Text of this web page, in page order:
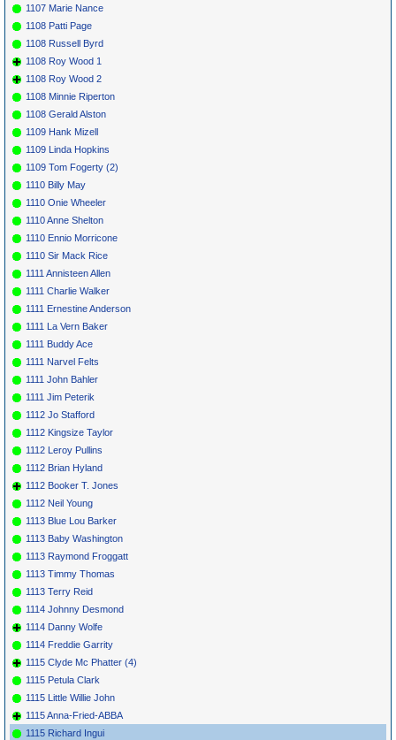
1107 Marie Nance
1108 Patti Page
1108 Russell Byrd
1108 Roy Wood 1
1108 Roy Wood 2
1108 Minnie Riperton
1108 Gerald Alston
1109 Hank Mizell
1109 Linda Hopkins
1109 Tom Fogerty (2)
1110 Billy May
1110 Onie Wheeler
1110 Anne Shelton
1110 Ennio Morricone
1110 Sir Mack Rice
1111 Annisteen Allen
1111 Charlie Walker
1111 Ernestine Anderson
1111 La Vern Baker
1111 Buddy Ace
1111 Narvel Felts
1111 John Bahler
1111 Jim Peterik
1112 Jo Stafford
1112 Kingsize Taylor
1112 Leroy Pullins
1112 Brian Hyland
1112 Booker T. Jones
1112 Neil Young
1113 Blue Lou Barker
1113 Baby Washington
1113 Raymond Froggatt
1113 Timmy Thomas
1113 Terry Reid
1114 Johnny Desmond
1114 Danny Wolfe
1114 Freddie Garrity
1115 Clyde Mc Phatter (4)
1115 Petula Clark
1115 Little Willie John
1115 Anna-Fried-ABBA
1115 Richard Ingui